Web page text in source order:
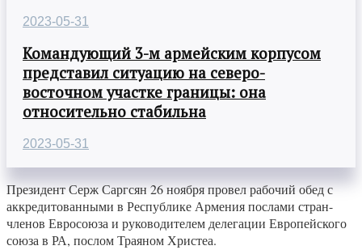
2023-05-31
Командующий 3-м армейским корпусом
представил ситуацию на северо-
восточном участке границы: она
относительно стабильна
2023-05-31
Президент Серж Саргсян 26 ноября провел рабочий обед с
аккредитованными в Республике Армения послами стран-
членов Евросоюза и руководителем делегации Европейского
союза в РА, послом Траяном Христеа.